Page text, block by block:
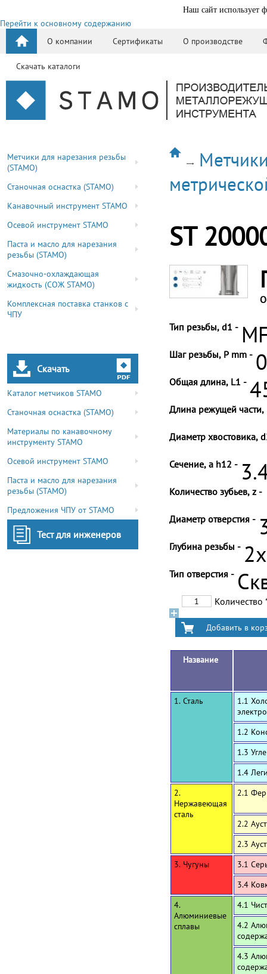
Наш сайт использует
Перейти к основному содержанию
О компании
Сертификаты О производстве
Скачать каталоги
Метчики для нарезания резьбы
(STAMO)
Станочная оснастка (STAMO)
Канавочный инструмент STAMO
Осевой инструмент STAMO
Паста и масло для нарезания
резьбы (STAMO)
Смазочно-охлаждающая
жидкость (СОЖ STAMO)
Комплексная поставка станков с
ЧПУ
Скачать
Каталог метчиков STAMO
Станочная оснастка (STAMO)
Материалы по канавочному
инструменту STAMO
Осевой инструмент STAMO
Паста и масло для нарезания
резьбы (STAMO)
Предложения ЧПУ от STAMO
Тест для инженеров
ST
Тип резьбы, d1 -
Шаг резьбы, P mm -
Общая длина, L1 -
Длина режущей части,
Диаметр хвостовика,
Сечение, a h12 -
Количество зубьев, z -
Диаметр отверстия -
Глубина резьбы -
Тип отверстия -
Количество
Название
1. Сталь
1.1
1.2
1.3
1.4
2.
Нержавеющая
сталь
2.1
2.2
2.3
3. Чугуны
3.1
3.4
4.
Алюминиевые
сплавы
4.1
4.2
4.3